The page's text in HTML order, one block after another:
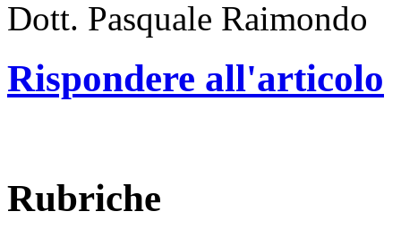
Dott. Pasquale Raimondo
Rispondere all'articolo
Rubriche